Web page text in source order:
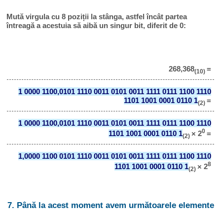
Mută virgula cu 8 poziții la stânga, astfel încât partea
întreagă a acestuia să aibă un singur bit, diferit de 0:
268,368(10) =
1 0000 1100,0101 1110 0011 0101 0011 1111 0111 1100 1110
1101 1001 0001 0110 1(2) =
1 0000 1100,0101 1110 0011 0101 0011 1111 0111 1100 1110
1101 1001 0001 0110 1(2) × 20 =
1,0000 1100 0101 1110 0011 0101 0011 1111 0111 1100 1110
1101 1001 0001 0110 1(2) × 28
7. Până la acest moment avem următoarele elemente